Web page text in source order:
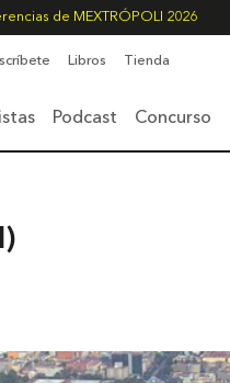
de MEXTRÓPOLI 2026
Libros Tienda
Podcast Concurso